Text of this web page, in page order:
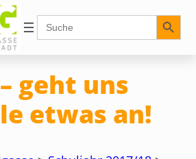
Search
for:
Search Button
geht uns
etwas an!